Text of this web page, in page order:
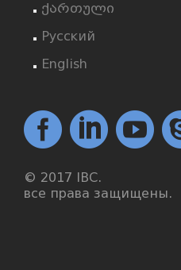
ქართული
Русский
English
© 2017 IBC.
все права защищены.